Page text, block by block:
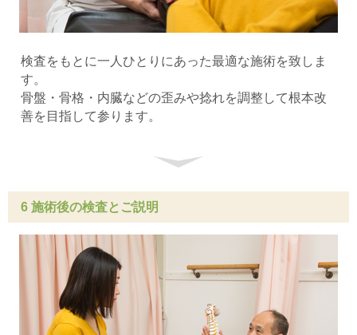
検査をもとに一人ひとりにあった最適な施術を致しま
す。
骨盤・骨格・内臓などの歪みや捻れを調整して根本改
善を目指して参ります。
6 施術後の検査とご説明